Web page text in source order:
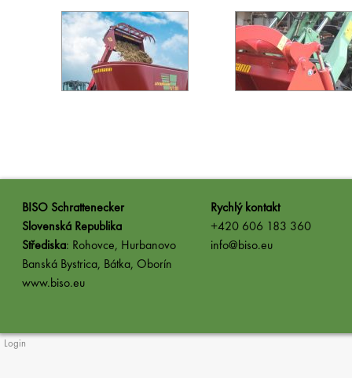
BISO Schrattenecker
Slovenská Republika
Střediska: Rohovce, Hurbanovo
Banská Bystrica, Bátka, Oborín
www.biso.eu
Rychlý kontakt
+420 606 183 360
info@biso.eu
Login